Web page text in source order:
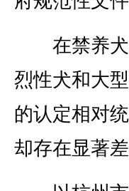
在禁养犬
烈性犬和大
的认定相对
却存在显著差